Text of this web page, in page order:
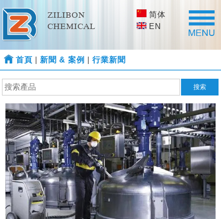
ZILIBON
CHEMICAL
简体
EN
首頁 新聞 & 案例 |行業新聞